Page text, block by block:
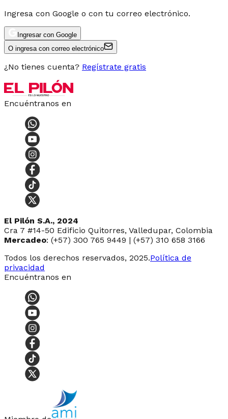
Ingresa con Google o con tu correo electrónico.
Ingresar con Google
O ingresa con correo electrónico
¿No tienes cuenta? Regístrate gratis
Encuéntranos en
El Pilón S.A., 2024
Cra 7 #14-50 Edificio Quitorres, Valledupar, Colombia
Mercadeo: (+57) 300 765 9449 | (+57) 310 658 3166
Todos los derechos reservados, 2025.Política de
privacidad
Encuéntranos en